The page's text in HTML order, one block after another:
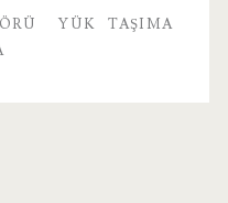
YÜK TAŞIMA